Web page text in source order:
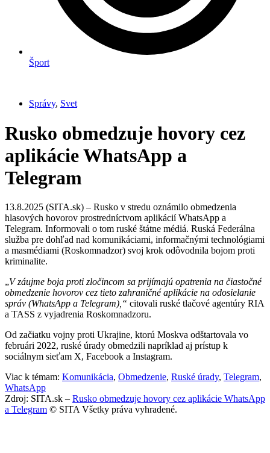
Šport
Správy, Svet
Rusko obmedzuje hovory cez
aplikácie WhatsApp a
Telegram
13.8.2025 (SITA.sk) – Rusko v stredu oznámilo obmedzenia
hlasových hovorov prostredníctvom aplikácií WhatsApp a
Telegram. Informovali o tom ruské štátne médiá. Ruská Federálna
služba pre dohľad nad komunikáciami, informačnými technológiami
a masmédiami (Roskomnadzor) svoj krok odôvodnila bojom proti
kriminalite.
„V záujme boja proti zločincom sa prijímajú opatrenia na čiastočné
obmedzenie hovorov cez tieto zahraničné aplikácie na odosielanie
správ (WhatsApp a Telegram),“ citovali ruské tlačové agentúry RIA
a TASS z vyjadrenia Roskomnadzoru.
Od začiatku vojny proti Ukrajine, ktorú Moskva odštartovala vo
februári 2022, ruské úrady obmedzili napríklad aj prístup k
sociálnym sieťam X, Facebook a Instagram.
Viac k témam: Komunikácia, Obmedzenie, Ruské úrady, Telegram,
WhatsApp
Zdroj: SITA.sk – Rusko obmedzuje hovory cez aplikácie WhatsApp
a Telegram © SITA Všetky práva vyhradené.